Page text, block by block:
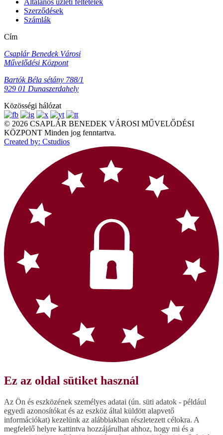
Általános üzleti feltételek
Szerződések
Számlák
Cím
Csaplár Benedek Városi
Művelődési Központ
Bartók Béla sétány 788/1
929 01 Dunaszerdahely
Közösségi hálózat
© 2026 CSAPLÁR BENEDEK VÁROSI MŰVELŐDÉSI
KÖZPONT Minden jog fenntartva.
Created by: Cstudios
Ez az oldal sütiket használ
Az Ön és eszközének személyes adatai (ún. süti adatok - például
egyedi azonosítókat és az eszköz által küldött alapvető
információkat) kezelünk az alábbiakban részletezett célokra. A
megfelelő helyre kattintva hozzájárulhat ahhoz, hogy mi és a